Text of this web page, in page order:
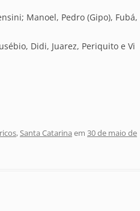
Manoel, Pedro (Gipo), Fubá,
Didi, Juarez, Periquito e Vi
,Santa Catarina em 30 de maio de